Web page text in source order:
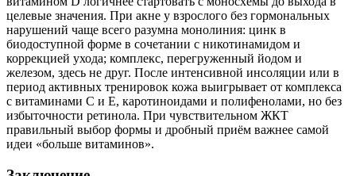
целевые значения. При акне у взрослого без гормональных
нарушений чаще всего разумна монолиния: цинк в
биодоступной форме в сочетании с никотинамидом и
коррекцией ухода; комплекс, перегруженный йодом и
железом, здесь не друг. После интенсивной инсоляции или в
период активных тренировок кожа выигрывает от комплекса
с витаминами С и Е, каротиноидами и полифенолами, но без
избыточности ретинола. При чувствительном ЖКТ
правильный выбор формы и дробный приём важнее самой
идеи «больше витаминов».